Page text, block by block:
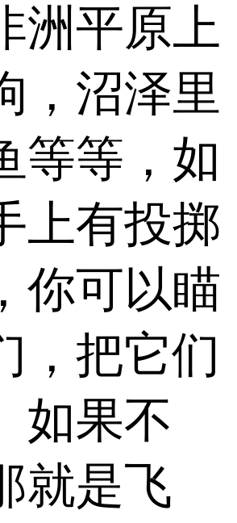
洲平原上
，沼泽里
等等，如
上有投掷
你可以瞄
，把它们
如果不
就是飞